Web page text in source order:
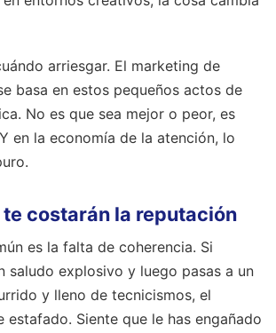
arriesgar. El marketing de
basa en estos pequeños actos de
No es que sea mejor o peor, es
en la economía de la atención, lo
te costarán la reputación
es la falta de coherencia. Si
saludo explosivo y luego pasas a un
y lleno de tecnicismos, el
estafado. Siente que le has engañado